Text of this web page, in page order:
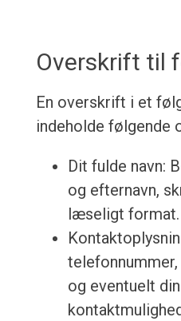
Overskrift til
En overskrift i et
indeholde følgende
Dit fulde navn:
og efternavn,
læseligt format.
og eventuelt